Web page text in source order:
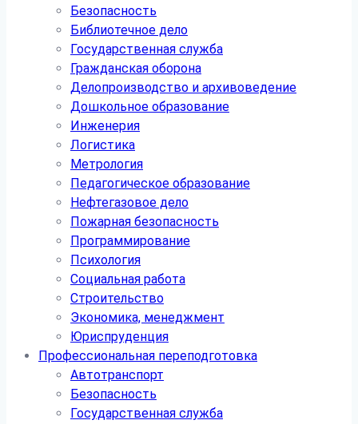
Безопасность
Библиотечное дело
Государственная служба
Гражданская оборона
Делопроизводство и архивоведение
Дошкольное образование
Инженерия
Логистика
Метрология
Педагогическое образование
Нефтегазовое дело
Пожарная безопасность
Программирование
Психология
Социальная работа
Строительство
Экономика, менеджмент
Юриспруденция
Профессиональная переподготовка
Автотранспорт
Безопасность
Государственная служба